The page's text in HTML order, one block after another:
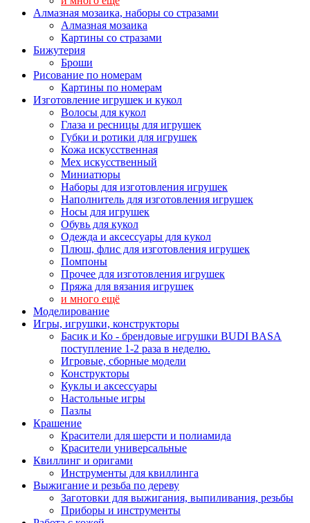
Алмазная мозаика, наборы со стразами
Алмазная мозаика
Картины co стразами
Бижутерия
Броши
Рисование по номерам
Картины по номерам
Изготовление игрушек и кукол
Волосы для кукол
Глаза и ресницы для игрушек
Губки и ротики для игрушек
Кожа искусственная
Мех искусственный
Миниатюры
Наборы для изготовления игрушек
Наполнитель для изготовления игрушек
Носы для игрушек
Обувь для кукол
Одежда и аксессуары для кукол
Плюш, флис для изготовления игрушек
Помпоны
Прочее для изготовления игрушек
Пряжа для вязания игрушек
и много ещё
Моделирование
Игры, игрушки, конструкторы
Басик и Ко - брендовые игрушки BUDI BASA
поступление 1-2 раза в неделю.
Игровые, сборные модели
Конструкторы
Куклы и аксессуары
Настольные игры
Пазлы
Крашение
Красители для шерсти и полиамида
Красители универсальные
Квиллинг и оригами
Инструменты для квиллинга
Выжигание и резьба по дереву
Заготовки для выжигания, выпиливания, резьбы
Приборы и инструменты